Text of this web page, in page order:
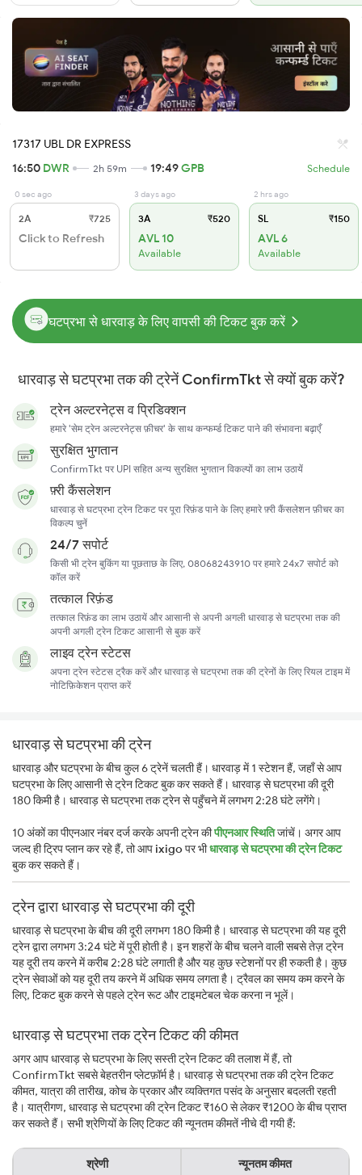
17317 UBL DR EXPRESS
16:50 DWR 2h 59m 19:49GPB Schedule
0 sec ago
2A ₹725
Click to Refresh
3 days ago
3A ₹520
AVL 10
Available
2 hrs ago
SL ₹150
AVL 6
Available
घटप्रभा से धारवाड़ के लिए वापसी की टिकट बुक करें
धारवाड़ से घटप्रभा तक की ट्रेनें ConfirmTkt से क्यों बुक करें?
ट्रेन अल्टरनेट्स व प्रिडिक्शन
हमारे 'सेम ट्रेन अल्टरनेट्स फ़ीचर' के साथ कन्फर्म्ड टिकट पाने की संभावना बढ़ाएँ
सुरक्षित भुगतान
ConfirmTkt पर UPI सहित अन्य सुरक्षित भुगतान विकल्पों का लाभ उठायें
फ़्री कैंसलेशन
धारवाड़ से घटप्रभा ट्रेन टिकट पर पूरा रिफ़ंड पाने के लिए हमारे फ़्री कैंसलेशन फ़ीचर का
विकल्प चुनें
24/7 सपोर्ट
किसी भी ट्रेन बुकिंग या पूछताछ के लिए, 08068243910 पर हमारे 24x7 सपोर्ट को
कॉल करें
तत्काल रिफ़ंड
तत्काल रिफ़ंड का लाभ उठायें और आसानी से अपनी अगली धारवाड़ से घटप्रभा तक की
अपनी अगली ट्रेन टिकट आसानी से बुक करें
लाइव ट्रेन स्टेटस
अपना ट्रेन स्टेटस ट्रैक करें और धारवाड़ से घटप्रभा तक की ट्रेनों के लिए रियल टाइम में
नोटिफ़िकेशन प्राप्त करें
धारवाड़ से घटप्रभा की ट्रेन
धारवाड़ और घटप्रभा के बीच कुल 6 ट्रेनें चलती हैं। धारवाड़ में 1 स्टेशन हैं, जहाँ से आप
घटप्रभा के लिए आसानी से ट्रेन टिकट बुक कर सकते हैं। धारवाड़ से घटप्रभा की दूरी
180 किमी है। धारवाड़ से घटप्रभा तक ट्रेन से पहुँचने में लगभग 2:28 घंटे लगेंगे।
10 अंकों का पीएनआर नंबर दर्ज करके अपनी ट्रेन कीपीएनआर स्थितिजांचें। अगर आप
जल्द ही ट्रिप प्लान कर रहे हैं, तो आपixigoपर भीधारवाड़ से घटप्रभा की ट्रेन टिकट
बुक कर सकते हैं।
ट्रेन द्वारा धारवाड़ से घटप्रभा की दूरी
धारवाड़ से घटप्रभा के बीच की दूरी लगभग 180 किमी है। धारवाड़ से घटप्रभा की यह दूरी
ट्रेन द्वारा लगभग 3:24 घंटे में पूरी होती है। इन शहरों के बीच चलने वाली सबसे तेज़ ट्रेन
यह दूरी तय करने में करीब 2:28 घंटे लगाती है और यह कुछ स्टेशनों पर ही रुकती है। कुछ
ट्रेन सेवाओं को यह दूरी तय करने में अधिक समय लगता है। ट्रैवल का समय कम करने के
लिए, टिकट बुक करने से पहले ट्रेन रूट और टाइमटेबल चेक करना न भूलें।
धारवाड़ से घटप्रभा तक ट्रेन टिकट की कीमत
अगर आप धारवाड़ से घटप्रभा के लिए सस्ती ट्रेन टिकट की तलाश में हैं, तो
ConfirmTkt सबसे बेहतरीन प्लेटफ़ॉर्म है। धारवाड़ से घटप्रभा तक की ट्रेन टिकट
कीमत, यात्रा की तारीख, कोच के प्रकार और व्यक्तिगत पसंद के अनुसार बदलती रहती
है। यात्रीगण, धारवाड़ से घटप्रभा की ट्रेन टिकट ₹160 से लेकर ₹1200 के बीच प्राप्त
कर सकते हैं। सभी श्रेणियों के लिए टिकट की न्यूनतम कीमतें नीचे दी गयी हैं:
श्रेणी न्यूनतम कीमत